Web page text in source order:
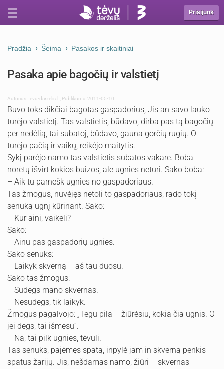
Prisijunk
Pradžia Šeima Pasakos ir skaitiniai
Pasaka apie bagočių ir valstietį
Autorius:tevu-darzelis.lt Publikuota: 2011-05-10
Buvo toks dikčiai bagotas gaspadorius, Jis an savo lauko
turėjo valstietį. Tas valstietis, būdavo, dirba pas tą bagočių
per nedėlią, tai subatoj, būdavo, gauna gorčių rugių. O
turėjo pačią ir vaikų, reikėjo maitytis.
Sykį parėjo namo tas valstietis subatos vakare. Boba
norėtų išvirt kokios buizos, ale ugnies neturi. Sako boba:
– Aik tu parnešk ugnies no gaspadoriaus.
Tas žmogus, nuvėjęs netoli to gaspadoriaus, rado tokį
senuką ugnį kūrinant. Sako:
– Kur aini, vaikeli?
Sako:
– Ainu pas gaspadorių ugnies.
Sako senuks:
– Laikyk skverną – aš tau duosu.
Sako tas žmogus:
– Sudegs mano skvernas.
– Nesudegs, tik laikyk.
Žmogus pagalvojo: „Tegu pila – žiūrėsiu, kokia čia ugnis. O
jei degs, tai išmesu“.
– Na, tai pilk ugnies, tėvuli.
Tas senuks, pajėmęs spatą, inpylė jam in skverną penkis
spatus žarijų. Jis, nešdamas namo, žiūri – skvernas